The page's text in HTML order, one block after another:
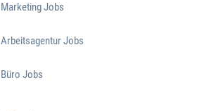
Marketing Jobs
Arbeitsagentur Jobs
Büro Jobs